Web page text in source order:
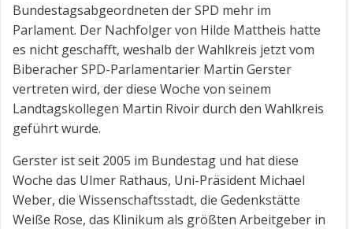
Bundestagsabgeordneten der SPD mehr im
Parlament. Der Nachfolger von Hilde Mattheis hatte
es nicht geschafft, weshalb der Wahlkreis jetzt vom
Biberacher SPD-Parlamentarier Martin Gerster
vertreten wird, der diese Woche von seinem
Landtagskollegen Martin Rivoir durch den Wahlkreis
geführt wurde.
Gerster ist seit 2005 im Bundestag und hat diese
Woche das Ulmer Rathaus, Uni-Präsident Michael
Weber, die Wissenschaftsstadt, die Gedenkstätte
Weiße Rose, das Klinikum als größten Arbeitgeber in